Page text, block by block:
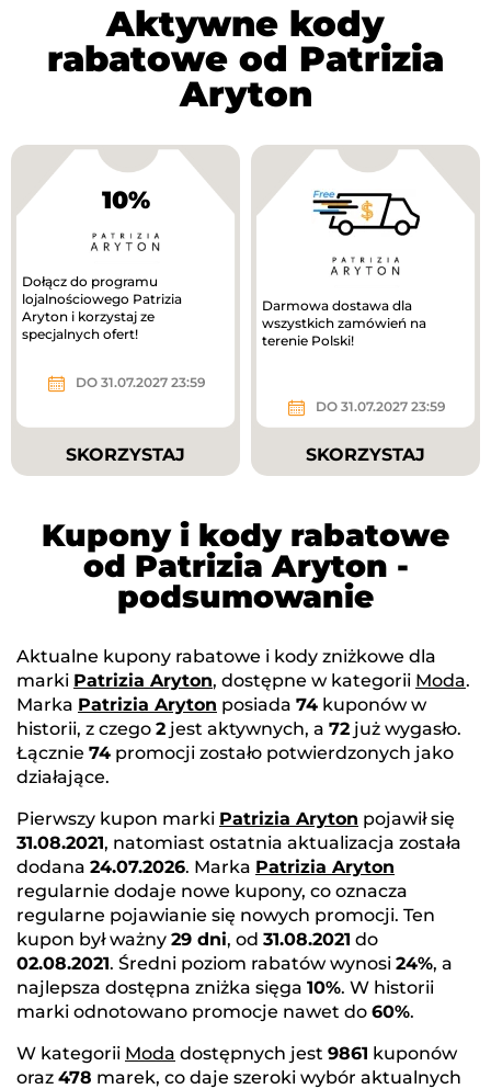
Aktywne kody
rabatowe od Patrizia
Aryton
10%
Dołącz do programu
lojalnościowego Patrizia
Aryton i korzystaj ze
specjalnych ofert!
DO 31.07.2027 23:59
SKORZYSTAJ
Darmowa dostawa dla
wszystkich zamówień na
terenie Polski!
DO 31.07.2027 23:59
SKORZYSTAJ
Kupony i kody rabatowe
od Patrizia Aryton -
podsumowanie
Aktualne kupony rabatowe i kody zniżkowe dla
marki Patrizia Aryton, dostępne w kategorii Moda.
Marka Patrizia Aryton posiada 74 kuponów w
historii, z czego 2 jest aktywnych, a 72 już wygasło.
Łącznie 74 promocji zostało potwierdzonych jako
działające.
Pierwszy kupon marki Patrizia Aryton pojawił się
31.08.2021, natomiast ostatnia aktualizacja została
dodana 24.07.2026. Marka Patrizia Aryton
regularnie dodaje nowe kupony, co oznacza
regularne pojawianie się nowych promocji. Ten
kupon był ważny 29 dni, od 31.08.2021 do
02.08.2021. Średni poziom rabatów wynosi 24%, a
najlepsza dostępna zniżka sięga 10%. W historii
marki odnotowano promocje nawet do 60%.
W kategorii Moda dostępnych jest 9861 kuponów
oraz 478 marek, co daje szeroki wybór aktualnych